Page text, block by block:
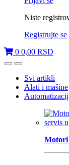
Niste
Registrujte se
0 0,00 RSD
OpenClose
Svi artikli
Alati i mašine
Motori